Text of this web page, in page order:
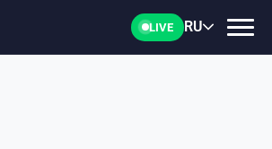
LIVE RU